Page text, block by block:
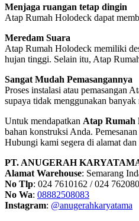
Menjaga ruangan tetap dingin
Atap Rumah Holodeck dapat
Meredam Suara
Atap Rumah Holodeck memiliki
hujan tinggi. Selain itu, Atap
Sangat Mudah Pemasangannya
Proses instalasi atau pemasangan
supaya tidak menggunakan banyak
Untuk mendapatkan Atap Rumah
bahan konstruksi Anda.
Hubungi kami segera di alamat
PT. ANUGERAH
Alamat Warehouse: Semarang
No Tlp: 024 7610162 / 024
No Wa: 08882508083
Instagram: @anugerahkaryatama